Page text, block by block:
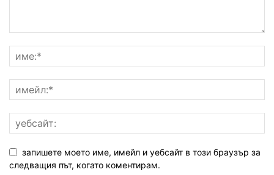
запишете моето име, имейл и уебсайт в този браузър за
следващия път, когато коментирам.